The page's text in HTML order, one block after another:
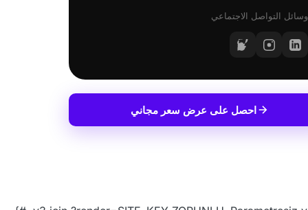
وسائل التواصل الاجتماعي
احصل على عرض سعر مجاني